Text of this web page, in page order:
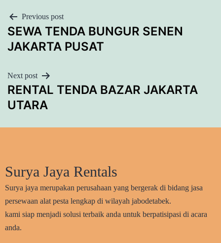
POST
NAVIGATION
Previous post
SEWA TENDA BUNGUR SENEN
JAKARTA PUSAT
Next post
RENTAL TENDA BAZAR JAKARTA
UTARA
Surya Jaya Rentals
Surya jaya merupakan perusahaan yang bergerak di bidang jasa
persewaan alat pesta lengkap di wilayah jabodetabek.
kami siap menjadi solusi terbaik anda untuk berpatisipasi di acara
anda.